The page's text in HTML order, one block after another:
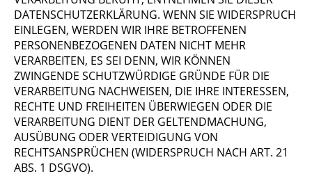
DATENSCHUTZERKLÄRUNG. WENN SIE WIDERSPRUCH
EINLEGEN, WERDEN WIR IHRE BETROFFENEN
PERSONENBEZOGENEN DATEN NICHT MEHR
VERARBEITEN, ES SEI DENN, WIR KÖNNEN
ZWINGENDE SCHUTZWÜRDIGE GRÜNDE FÜR DIE
VERARBEITUNG NACHWEISEN, DIE IHRE INTERESSEN,
RECHTE UND FREIHEITEN ÜBERWIEGEN ODER DIE
VERARBEITUNG DIENT DER GELTENDMACHUNG,
AUSÜBUNG ODER VERTEIDIGUNG VON
RECHTSANSPRÜCHEN (WIDERSPRUCH NACH ART. 21
ABS. 1 DSGVO).